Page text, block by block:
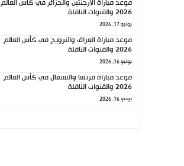
موعد مباراة الأرجنتين والجزائر في كأس العالم
2026 والقنوات الناقلة
يونيو 17, 2026
موعد مباراة العراق والنرويج في كأس العالم
2026 والقنوات الناقلة
يونيو 16, 2026
موعد مباراة فرنسا والسنغال في كأس العالم
2026 والقنوات الناقلة
يونيو 16, 2026